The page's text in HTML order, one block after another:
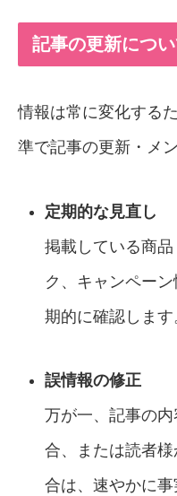
記事の更新につ
情報は常に変化する
準で記事の更新・メ
定期的な見直し
掲載している商
ク、キャンペー
期的に確認します
誤情報の修正
万が一、記事の
合、または読者
合は、速やかに